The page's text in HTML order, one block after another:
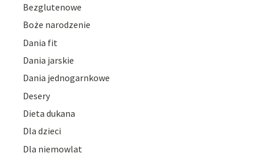
Bezglutenowe
Boże narodzenie
Dania fit
Dania jarskie
Dania jednogarnkowe
Desery
Dieta dukana
Dla dzieci
Dla niemowlat